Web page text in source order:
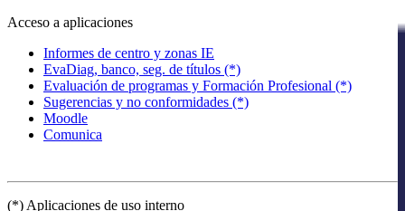
Acceso a aplicaciones
Informes de centro y zonas IE
EvaDiag, banco, seg. de títulos (*)
Evaluación de programas y Formación Profesional (*)
Sugerencias y no conformidades (*)
Moodle
Comunica
(*) Aplicaciones de uso interno